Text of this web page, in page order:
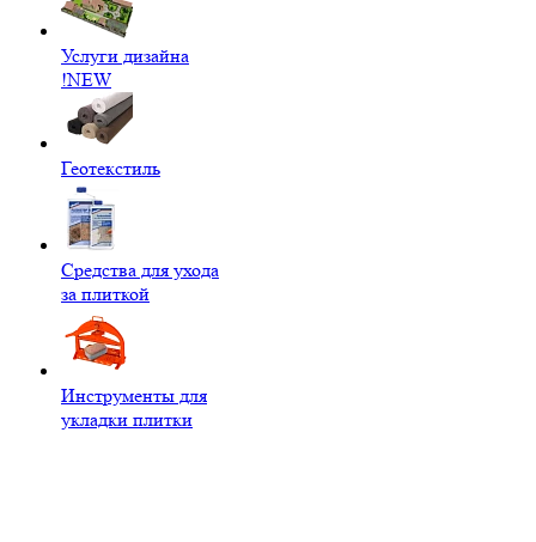
Услуги дизайна
!NEW
Геотекстиль
Средства для ухода
за плиткой
Инструменты для
укладки плитки